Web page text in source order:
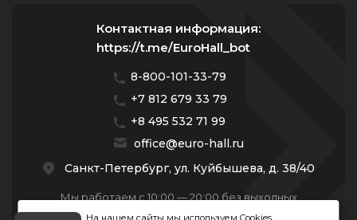
Контактная информация:
https://t.me/EuroHall_bot
8-800-101-33-79
+7 812 679 33 79
+8 495 532 71 99
office@euro-hall.ru
Санкт-Петербург, ул. Куйбышева, д. 38/40
Мы работаем с 10:00 — 20:00 без выходных
На нашем сайты мы используем Cookies